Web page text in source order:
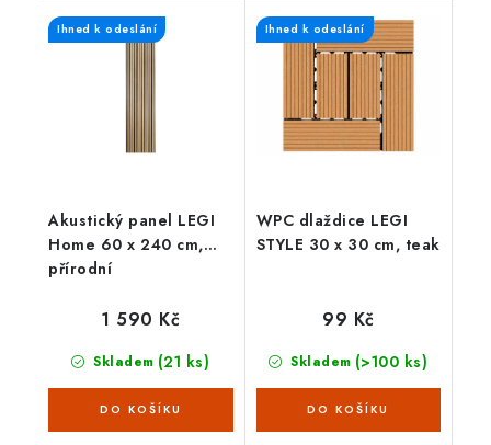
použití. Teakové dřevo je
velice odolné proti vnějším
použití. Teakové dřevo je
velice odolné proti vnějším
vlivům,...
Akustický panel LEGI
Home 60 x 240 cm,
přírodní
Ihned k odeslání
Skladem (21 ks)
1 590 Kč
WPC dlaždice LEGI
STYLE 30 x 30 cm, teak
Ihned k odeslání
Skladem (>100 ks)
99 Kč